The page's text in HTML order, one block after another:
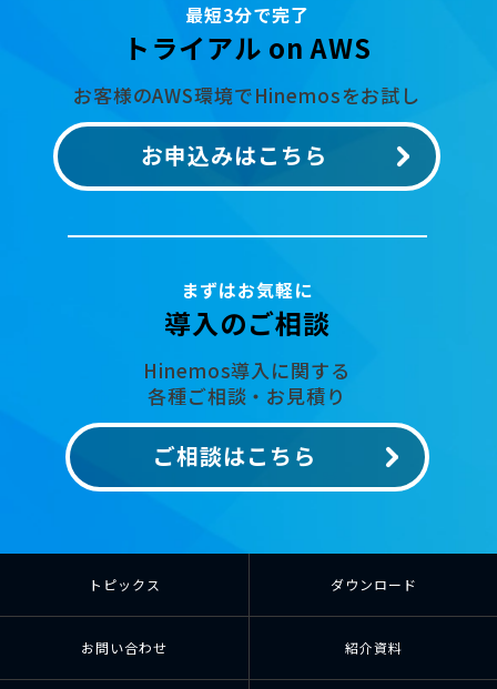
最短3分で完了
トライアル on AWS
お客様のAWS環境でHinemosをお試し
お申込みはこちら
まずはお気軽に
導入のご相談
Hinemos導入に関する
各種ご相談・お見積り
ご相談はこちら
トピックス ダウンロード
お問い合わせ 紹介資料